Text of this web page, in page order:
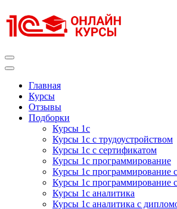
к
содержимому
Главная
Курсы
Отзывы
Подборки
Курсы 1с
Курсы 1с с трудоустройством
Курсы 1с с сертификатом
Курсы 1с программирование
Курсы 1с программирование
Курсы 1с программирование
Курсы 1с аналитика
Курсы 1с аналитика с